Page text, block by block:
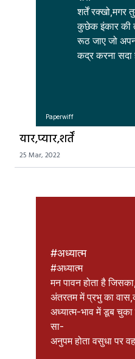
शर्तें रक्खो,मगर
कुछेक इंकार की
रूठ जाए जो
कद्र करना सदा
Paperwiff
यार,प्यार,शर्तें
25 Mar, 2022
#अध्यात्म
मन पावन होता है
अंतरतम में प्रभु का
अध्यात्म-भाव में डूब चुका
सा-
अनुपम होता वसुधा पर